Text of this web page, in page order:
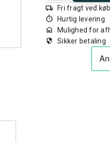
local_shipping Fri fragt ved
timer Hurtig levering
home Mulighed for
security Sikker betaling